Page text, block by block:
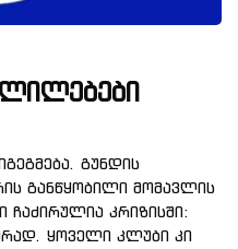
გუნდის
განწყობილი მომავლის
კრიზისში:
ყოველი კლუბი კი